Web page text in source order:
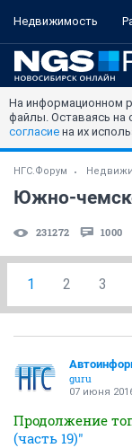
Недвижимость
На информационном
файлы. Оставаясь на
согласие на их
НГС.Форум
Южно-
231272 1000
1 2 3
guru
07 июня
Продолжение
(часть 19)"